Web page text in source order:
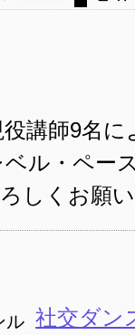
講師9名
ル・ペー
しくお願
ル 社交ダン